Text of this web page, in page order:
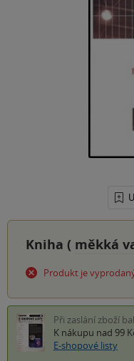
Kniha ( měkká
Produkt je
Při zaslání zboží
K nákupu nad 99
E-shopové listy